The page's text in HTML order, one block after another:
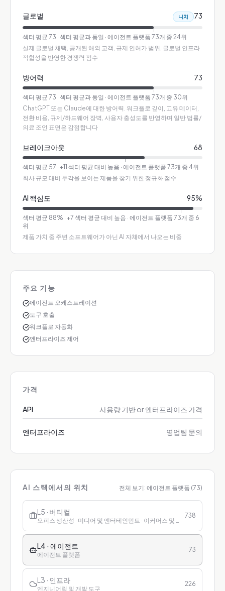
글로벌 니치 73
섹터 평균 73 · 섹터 평균과 동일 · 에이전트 플랫폼 73개 중 24위
실제 글로벌 채택, 공개된 해외 고객, 규제 인허가 범위, 글로벌 인프라
적합성을 반영한 경쟁력 점수
방어력 73
섹터 평균 73 · 섹터 평균과 동일 · 에이전트 플랫폼 73개 중 30위
ChatGPT 또는 Claude에 대한 방어력. 워크플로 깊이, 고유 데이터,
전환 비용, 규제/하드웨어 장벽, 사용자 충성도를 반영하며 일반 법률/
의료 조언 표면은 감점합니다
브레이크아웃 68
섹터 평균 57 · +11 섹터 평균 대비 높음 · 에이전트 플랫폼 73개 중 4위
회사 규모 대비 두각을 보이는 제품을 찾기 위한 정규화 점수
AI 핵심도 95%
섹터 평균 88% · +7 섹터 평균 대비 높음 · 에이전트 플랫폼 73개 중 6
위
제품 가치 중 주변 소프트웨어가 아닌 AI 자체에서 나오는 비중
주요 기능
에이전트 오케스트레이션
도구 호출
워크플로 자동화
엔터프라이즈 제어
가격
API 사용량 기반 or 엔터프라이즈 가격
엔터프라이즈 영업팀 문의
AI 스택에서의 위치 전체 보기: 에이전트 플랫폼 (73)
L5 · 버티컬
오피스 생산성 · 미디어 및 엔터테인먼트 · 이커머스 및 리테일 · 금융 · 헬스케어 · 교육 · 고객 서비스
738
L4 · 에이전트
에이전트 플랫폼
73
L3 · 인프라
엔지니어링 및 개발 도구
226